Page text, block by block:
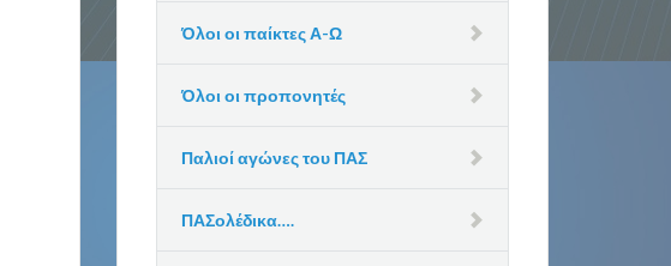
Όλοι οι παίκτες Α-Ω
Όλοι οι προπονητές
Παλιοί αγώνες του ΠΑΣ
ΠΑΣολέδικα….